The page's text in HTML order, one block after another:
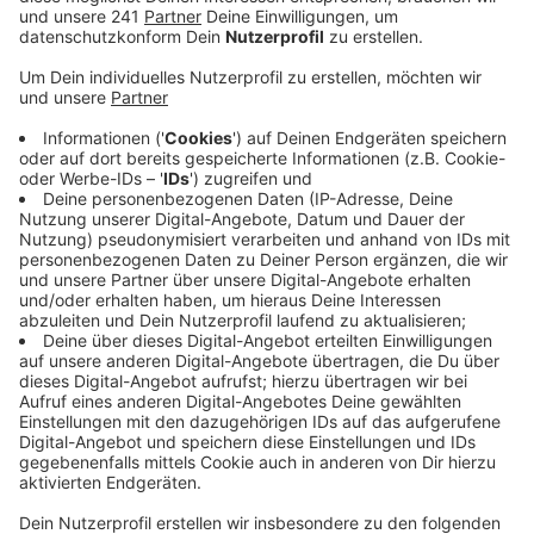
Veröffentlicht:Montag, 05.01.2026 06:41
Anzeige
Am frühen Montagmorgen, gegen 6 Uhr, wurde die
Feuerwehr Leverkusen zu einem Einsatz in die August-
Wilhelm-von-Hofmann-Straße in Wiesdorf gerufen. Vor
der Eingangstür eines Wohnhauses war ein E-Rollstuhl
in Brand geraten und hatte eine starke
Rauchentwicklung im Erdgeschoss des Gebäudes
verursacht.
Die Einsatzkräfte retteten einen Bewohner über eine
Drehleiter aus dem Obergeschoss. Er wurde mit
Verdacht auf eine Rauchgasvergiftung ins
Krankenhaus gebracht und dort medizinisch